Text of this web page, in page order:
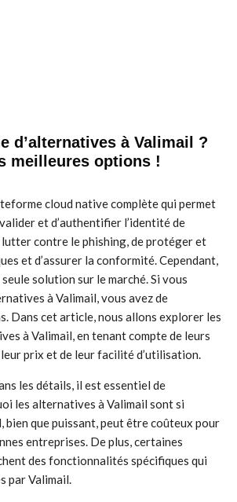
d’alternatives à Valimail ?
meilleures options !
cloud native complète qui permet
et d’authentifier l’identité de
lutter contre le phishing, de protéger et
et d’assurer la conformité. Cependant,
seule solution sur le marché. Si vous
à Valimail, vous avez de
Dans cet article, nous allons explorer les
à Valimail, en tenant compte de leurs
prix et de leur facilité d’utilisation.
les détails, il est essentiel de
les alternatives à Valimail sont si
bien que puissant, peut être coûteux pour
entreprises. De plus, certaines
des fonctionnalités spécifiques qui
par Valimail.